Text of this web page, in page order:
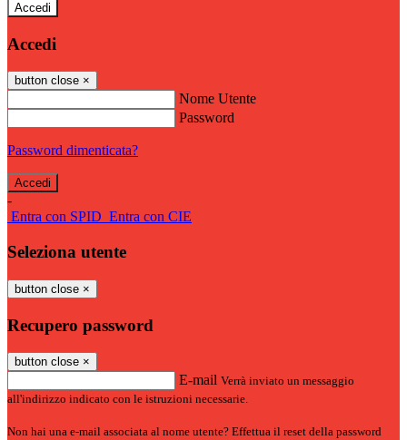
Accedi
Accedi
button close ×
Nome Utente
Password
Password dimenticata?
-
Entra con SPID Entra con CIE
Seleziona utente
button close ×
Recupero password
button close ×
E-mail Verrà inviato un messaggio
all'indirizzo indicato con le istruzioni necessarie.
Non hai una e-mail associata al nome utente? Effettua il reset della password